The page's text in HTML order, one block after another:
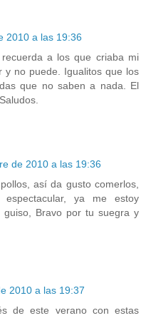
2010 a las 19:36
a los que criaba mi
y no puede. Igualitos que los
que no saben a nada. El
de 2010 a las 19:36
así da gusto comerlos,
ya me estoy
Bravo por tu suegra y
2010 a las 19:37
de este verano con estas